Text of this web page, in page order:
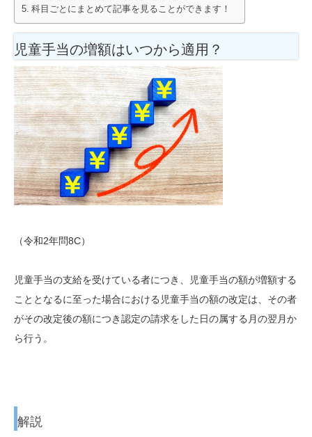
科目ごとにまとめて記事を見ることができます！
児童手当の増額はいつから適用？
（令和2年問8C）
児童手当の支給を受けている者につき、児童手当の額が増額する
こととなるに至った場合における児童手当の額の改定は、その者
がその改定後の額につき認定の請求をした日の属する月の翌月か
ら行う。
解説